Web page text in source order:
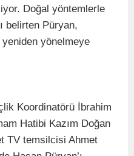
Doğal yöntemlerle
belirten Püryan,
yönelmeye
Koordinatörü İbrahim
Hatibi Kazım Doğan
TV temsilcisi Ahmet